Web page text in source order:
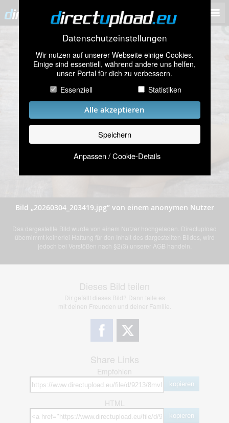
Datenschutzeinstellungen
Wir nutzen auf unserer Webseite einige Cookies.
Einige sind essentiell, während andere uns helfen,
unser Portal für dich zu verbessern.
Essenziell
Statistiken
Alle akzeptieren
Speichern
Anpassen / Cookie-Details
Bild „20260304_203419.jpg” von einem anonymen Nutzer
Das dargestellte Bild wurde von einem Nutzer hochgeladen. Directupload
übernimmt keinerlei Haftung für den Inhalt des dargestellten Bildes, wird
jedoch bei Verstößen nach §2(3) unserer AGB handeln.
Dieses Bild teilen
Dir gefällt dieses Bild? Dann teile es
mit deinen Freunden und deiner Familie.
Share Links
Empfohlen
kopieren
HTML
kopieren